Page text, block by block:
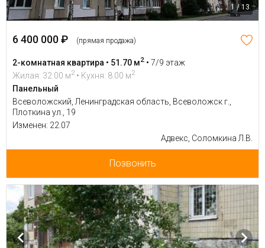
1 / 13
6 400 000 ₽ (прямая продажа)
2-комнатная квартира • 51.70 м2 • 7/9 этаж
Жилая: 32.00 м2 • Кухня: 8.00 м2
Панельный
Всеволожский, Ленинградская область, Всеволожск г.,
Плоткина ул., 19
Изменен: 22.07
Адвекс, Соломкина Л.В.
Позвонить